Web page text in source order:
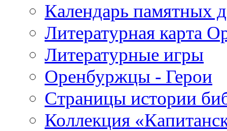
Календарь памятных
Литературная карта
Литературные игры
Оренбуржцы - Герои
Страницы истории
Коллекция